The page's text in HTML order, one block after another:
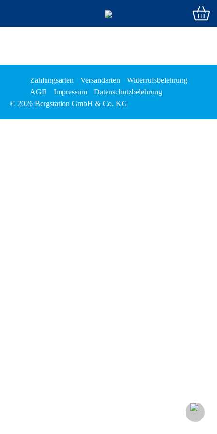
Zahlungsarten Versandarten
Widerrufsbelehrung
AGB
Impressum
Datenschutzbelehrung
© 2026 Bergstation GmbH & Co. KG